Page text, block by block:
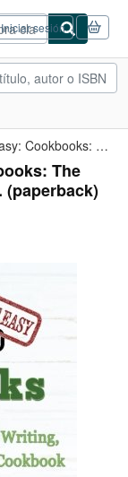
Iniciar sesión
Self Publishing Made Easy: Cookbooks: The Food Bloggers Guide to...
The
(paperback)